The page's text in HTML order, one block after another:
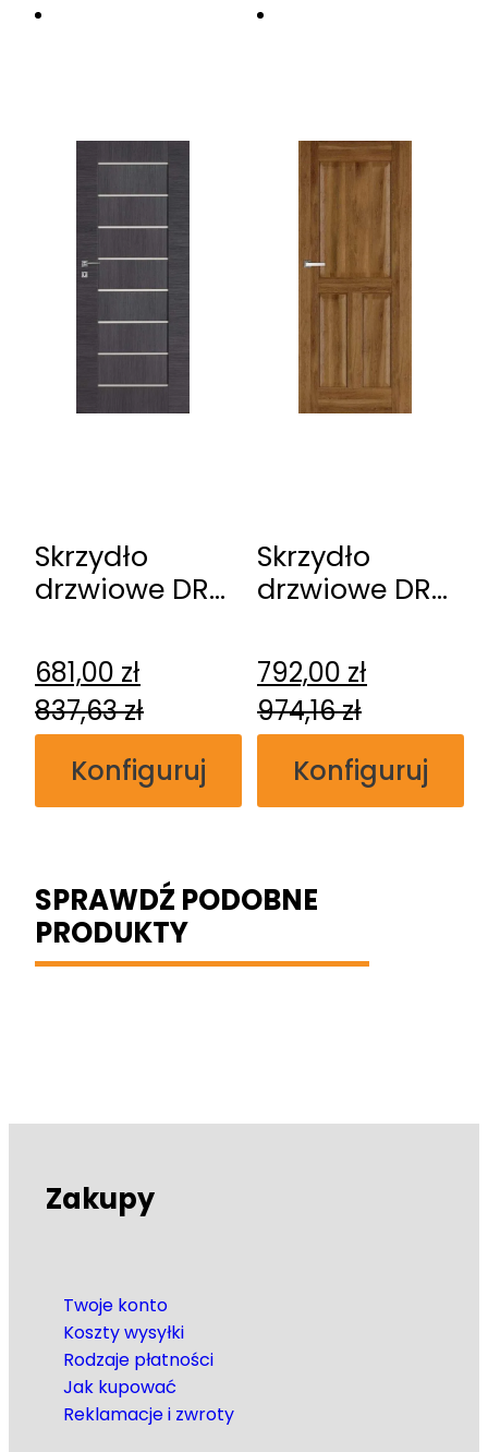
Skrzydło
drzwiowe DRE
681,00 zł
837,63zł
Konfiguruj
Skrzydło
drzwiowe DRE
792,00 zł
974,16zł
Konfiguruj
SPRAWDŹ PODOBNE
PRODUKTY
Zakupy
Twoje konto
Koszty wysyłki
Rodzaje płatności
Jak kupować
Reklamacje i zwroty